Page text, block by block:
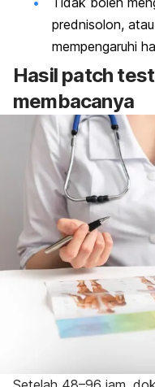
prednisolon,
mempengaruhi
Hasil patch test
membacanya